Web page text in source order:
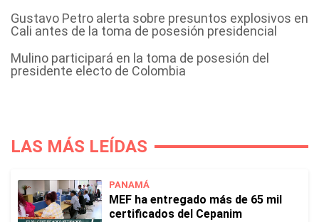
Gustavo Petro alerta sobre presuntos explosivos en
Cali antes de la toma de posesión presidencial
Mulino participará en la toma de posesión del
presidente electo de Colombia
LAS MÁS LEÍDAS
PANAMÁ
MEF ha entregado más de 65 mil
certificados del Cepanim